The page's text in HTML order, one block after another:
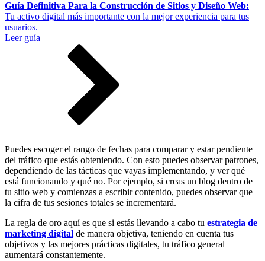
Guía Definitiva Para la Construcción de Sitios y Diseño Web:
Tu activo digital más importante con la mejor experiencia para tus
usuarios.
Leer guía
Puedes escoger el rango de fechas para comparar y estar pendiente
del tráfico que estás obteniendo. Con esto puedes observar patrones,
dependiendo de las tácticas que vayas implementando, y ver qué
está funcionando y qué no. Por ejemplo, si creas un blog dentro de
tu sitio web y comienzas a escribir contenido, puedes observar que
la cifra de tus sesiones totales se incrementará.
La regla de oro aquí es que si estás llevando a cabo tu estrategia de
marketing digital de manera objetiva, teniendo en cuenta tus
objetivos y las mejores prácticas digitales, tu tráfico general
aumentará constantemente.